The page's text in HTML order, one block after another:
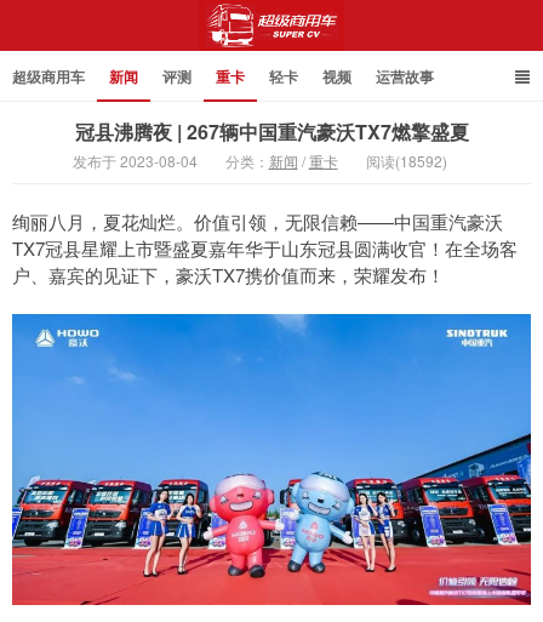
超级商用车 新闻 评测 重卡 轻卡 视频 运营故事
冠县沸腾夜 | 267辆中国重汽豪沃TX7燃擎盛夏
发布于 2023-08-04 分类： 新闻 /重卡 阅读(18592)
绚丽八月，夏花灿烂。价值引领，无限信赖——中国重汽豪沃
TX7冠县星耀上市暨盛夏嘉年华于山东冠县圆满收官！在全场客
户、嘉宾的见证下，豪沃TX7携价值而来，荣耀发布！